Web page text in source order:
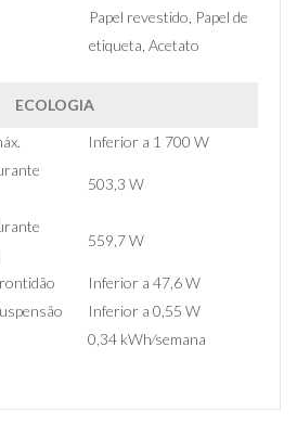
Papel revestido, Papel de
etiqueta, Acetato
ECOLOGIA
Inferior a 1 700 W
503,3 W
559,7 W
Inferior a 47,6 W
Inferior a 0,55 W
0,34 kWh⁄semana